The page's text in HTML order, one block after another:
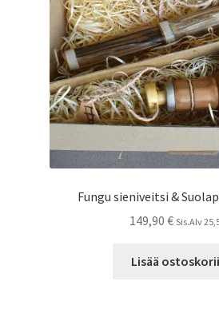
Fungu sieniveitsi &
149,90 € Sis.Alv
Lisää